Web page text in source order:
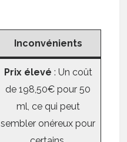
Inconvénients
Prix élevé : Un coût
de 198,50€ pour 50
ml, ce qui peut
sembler onéreux pour